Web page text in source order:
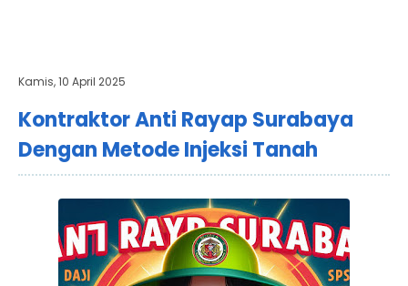
Kamis, 10 April 2025
Kontraktor Anti Rayap Surabaya
Dengan Metode Injeksi Tanah